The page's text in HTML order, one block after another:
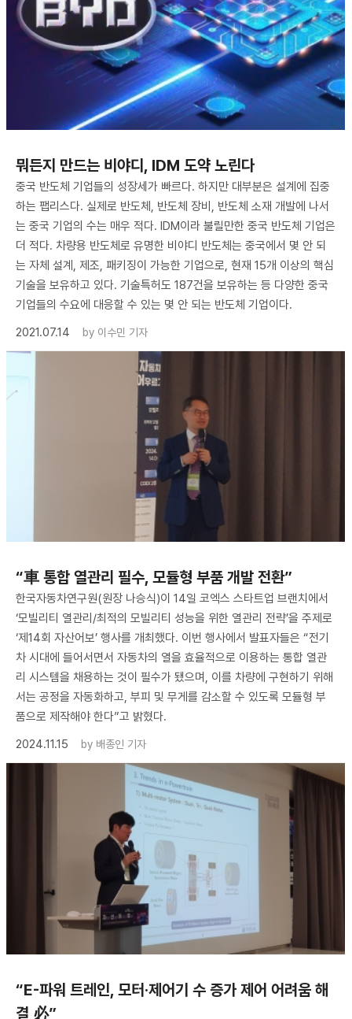
뭐든지 만드는 비야디, IDM 도약 노린다
중국 반도체 기업들의 성장세가 빠르다. 하지만 대부분은 설계에 집중
하는 팹리스다. 실제로 반도체, 반도체 장비, 반도체 소재 개발에 나서
는 중국 기업의 수는 매우 적다. IDM이라 불릴만한 중국 반도체 기업은
더 적다. 차량용 반도체로 유명한 비야디 반도체는 중국에서 몇 안 되
는 자체 설계, 제조, 패키징이 가능한 기업으로, 현재 15개 이상의 핵심
기술을 보유하고 있다. 기술특허도 187건을 보유하는 등 다양한 중국
기업들의 수요에 대응할 수 있는 몇 안 되는 반도체 기업이다.
2021.07.14
by 이수민 기자
“車 통합 열관리 필수, 모듈형 부품 개발 전환”
한국자동차연구원(원장 나승식)이 14일 코엑스 스타트업 브랜치에서
‘모빌리티 열관리/최적의 모빌리티 성능을 위한 열관리 전략’을 주제로
‘제14회 자산어보’ 행사를 개최했다. 이번 행사에서 발표자들은 “전기
차 시대에 들어서면서 자동차의 열을 효율적으로 이용하는 통합 열관
리 시스템을 채용하는 것이 필수가 됐으며, 이를 차량에 구현하기 위해
서는 공정을 자동화하고, 부피 및 무게를 감소할 수 있도록 모듈형 부
품으로 제작해야 한다”고 밝혔다.
2024.11.15
by 배종인 기자
“E-파워 트레인, 모터·제어기 수 증가 제어 어려움 해
결 必”